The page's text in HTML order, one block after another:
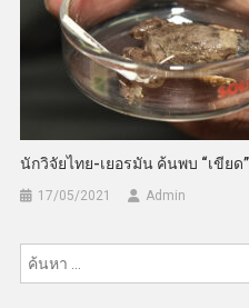
นักวิจัยไทย-เยอรมัน ค้นพบ “เขีย
17/05/2021 Admin